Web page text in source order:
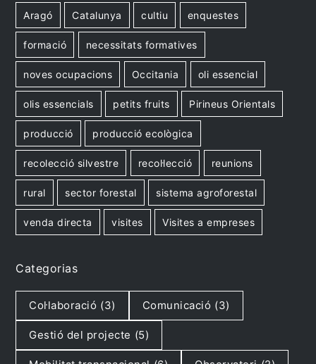
Aragó Catalunya cultiu enquestes
formació necessitats formatives
noves ocupacions Occitania oli essencial
olis essencials petits fruits Pirineus Orientals
producció producció ecològica
recolecció silvestre recol·lecció reunions
rural sector forestal sistema agroforestal
venda directa visites Visites a empreses
Categorias
Col·laboració (3) Comunicació (3)
Gestió del projecte (5)